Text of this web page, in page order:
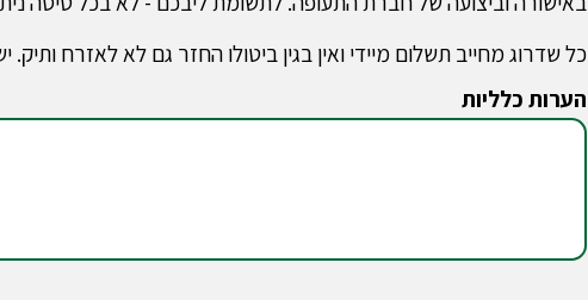
כל שדרוג מחייב תשלום מיידי ואין בגין ביטולו החזר גם לא לאזרח
הערות כלליות